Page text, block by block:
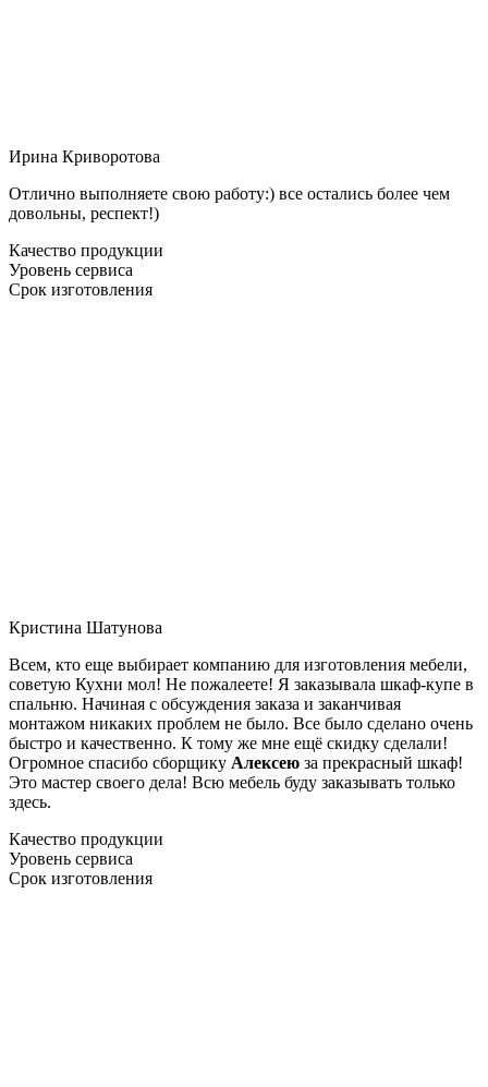
Ирина Криворотова
Отлично выполняете свою работу:) все остались более чем
довольны, респект!)
Качество продукции
Уровень сервиса
Срок изготовления
Кристина Шатунова
Всем, кто еще выбирает компанию для изготовления мебели,
советую Кухни мол! Не пожалеете! Я заказывала шкаф-купе в
спальню. Начиная с обсуждения заказа и заканчивая
монтажом никаких проблем не было. Все было сделано очень
быстро и качественно. К тому же мне ещё скидку сделали!
Огромное спасибо сборщику Алексею за прекрасный шкаф!
Это мастер своего дела! Всю мебель буду заказывать только
здесь.
Качество продукции
Уровень сервиса
Срок изготовления